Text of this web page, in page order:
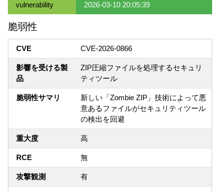
vulnerability 2026-03-10 20:05:39
脆弱性
CVE CVE-2026-0866
影響を受ける製
品
ZIP圧縮ファイルを処理するセキュリ
ティツール
脆弱性サマリ
新しい「Zombie ZIP」技術によって悪
意あるファイルがセキュリティツール
の検出を回避
重大度 高
RCE 無
攻撃観測 有